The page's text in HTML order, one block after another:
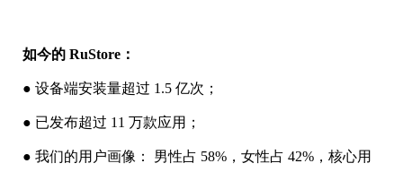
如今的 RuStore：
● 设备端安装量超过 1.5 亿次；
● 已发布超过 11 万款应用；
● 我们的用户画像： 男性占 58%，女性占 42%，核心用